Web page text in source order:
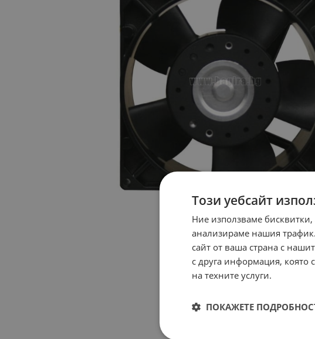
Този уебсайт
Ние използваме
анализираме нашия
сайт от ваша страна с
с друга информация, която
на техните услуги.
ПОКАЖЕТЕ